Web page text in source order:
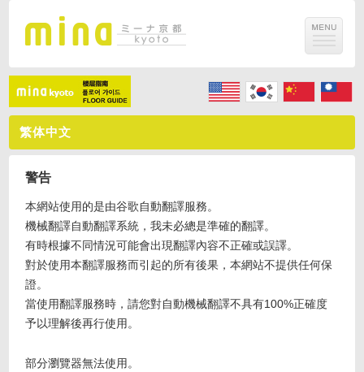
繁体中文
警告
本網站使用的是由谷歌自動翻譯服務。
機械翻譯自動翻譯系統，我未必總是準確的翻譯。
有時根據不同情況可能會出現翻譯內容不正確或誤譯。
對於使用本翻譯服務而引起的所有後果，本網站不提供任何保
證。
當使用翻譯服務時，請您對自動機械翻譯不具有100%正確度
予以理解後再行使用。
部分瀏覽器無法使用。